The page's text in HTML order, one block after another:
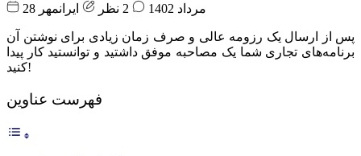
28 مرداد 1402 ایرانمهر
پس از ارسال یک رزومه عالی و صرف زمان زیادی برای نوشتن آن
برنامه‌های تجاری شما یک مصاحبه موفق داشتید و توانستید کار پیدا
کنید!
فهرست عناوین